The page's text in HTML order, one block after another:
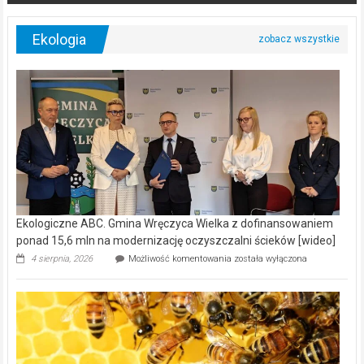
Ekologia
Ekologiczne ABC. Gmina Wręczyca Wielka z dofinansowaniem
ponad 15,6 mln na modernizację oczyszczalni ścieków [wideo]
4 sierpnia, 2026 Możliwość komentowania Ekologiczne
Wręczyca
Wielka
z
dofinansowaniem
ponad
15,6
została wyłączona